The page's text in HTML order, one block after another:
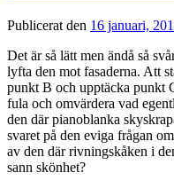
Publicerat den 16 januari,
Det är så lätt men ändå så
lyfta den mot fasaderna. Att
punkt B och upptäcka punkt
fula och omvärdera vad
den där pianoblanka
svaret på den eviga frågan
av den där rivningskåken i
sann skönhet?